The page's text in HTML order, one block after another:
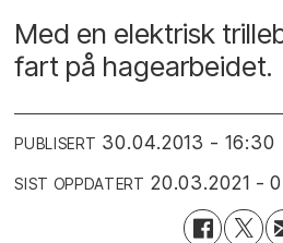
Med en elektrisk
fart på hagearbeidet.
PUBLISERT 30.04.2013 - 16:30
SIST OPPDATERT 20.03.2021 -